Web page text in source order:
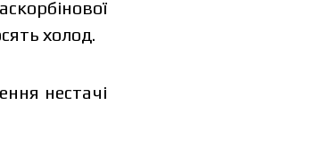
холод.
нестачі